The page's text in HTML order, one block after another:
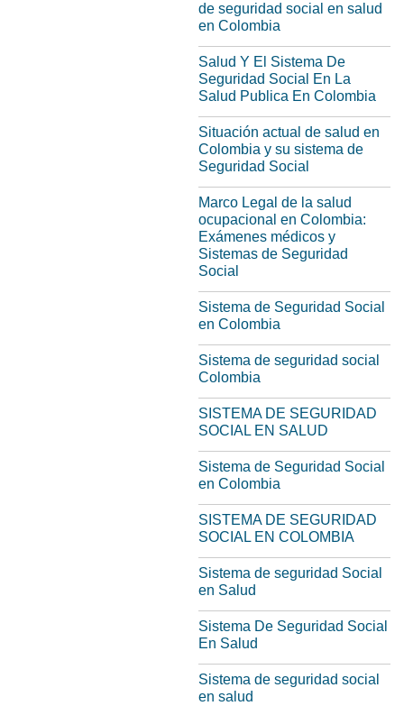
de seguridad social en salud
en Colombia
Salud Y El Sistema De
Seguridad Social En La
Salud Publica En Colombia
Situación actual de salud en
Colombia y su sistema de
Seguridad Social
Marco Legal de la salud
ocupacional en Colombia:
Exámenes médicos y
Sistemas de Seguridad
Social
Sistema de Seguridad Social
en Colombia
Sistema de seguridad social
Colombia
SISTEMA DE SEGURIDAD
SOCIAL EN SALUD
Sistema de Seguridad Social
en Colombia
SISTEMA DE SEGURIDAD
SOCIAL EN COLOMBIA
Sistema de seguridad Social
en Salud
Sistema De Seguridad Social
En Salud
Sistema de seguridad social
en salud